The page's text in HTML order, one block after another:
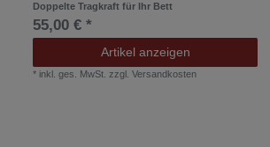
Doppelte Tragkraft für Ihr Bett
55,00 € *
Artikel anzeigen
* inkl. ges. MwSt. zzgl.Versandkosten